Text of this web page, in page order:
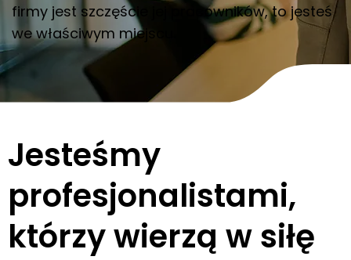
firmy jest szczęście jej pracowników, to jesteś
we właściwym miejscu.
Jesteśmy
profesjonalistami,
którzy wierzą w siłę